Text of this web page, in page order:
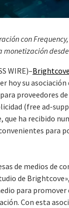
con
monetización
WIRE)–Brightcove
hoy su asociación
proveedores
(free ad-
que ha recibido
para
de medios de
de
para
Con esta